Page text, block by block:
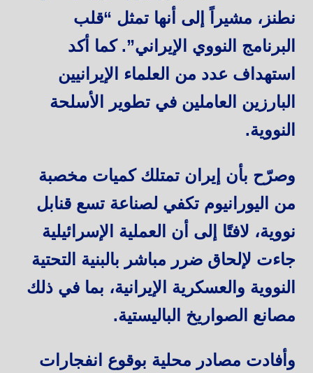
نطنز، مشيراً إلى أنها تمثل “قلب
البرنامج النووي الإيراني”. كما أكد
استهداف عدد من العلماء الإيرانيين
البارزين العاملين في تطوير الأسلحة
النووية.
وصرّح بأن إيران تمتلك كميات مخصبة
من اليورانيوم تكفي لصناعة تسع قنابل
نووية، لافتًا إلى أن العملية الإسرائيلية
جاءت لإلحاق ضرر مباشر بالبنية التحتية
النووية والعسكرية الإيرانية، بما في ذلك
مصانع الصواريخ الباليستية.
وأفادت مصادر محلية بوقوع انفجارات